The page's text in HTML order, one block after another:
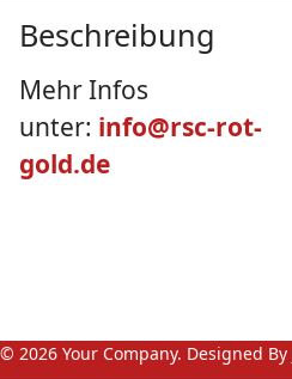
Beschreibung
Mehr Infos
unter: info@rsc-rot-
gold.de
© 2026 Your Company. Designed By